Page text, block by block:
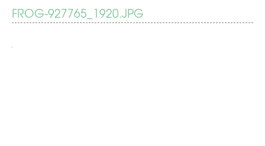
FROG-927765_1920.JPG
BERICHT
NAVIGATIE
1
april.
in